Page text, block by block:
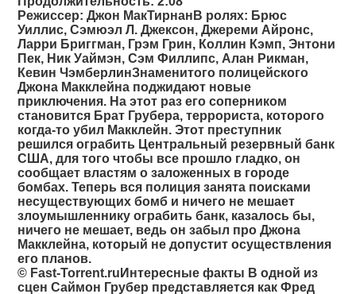
Режиссер: Джон МакТирнанВ ролях: Брюс
Уиллис, Сэмюэл Л. Джексон, Джереми Айронс,
Ларри Бриггман, Грэм Грин, Коллин Кэмп, Энтони
Пек, Ник Уаймэн, Сэм Филлипс, Алан Рикман,
Кевин ЧэмберлинЗнаменитого полицейского
Джона Макклейна поджидают новые
приключения. На этот раз его соперником
становится Брат Грубера, террориста, которого
когда-то убил Макклейн. Этот преступник
решился ограбить Центральный резервный банк
США, для того чтобы все прошло гладко, он
сообщает властям о заложенных в городе
бомбах. Теперь вся полиция занята поисками
несуществующих бомб и ничего не мешает
злоумышленнику ограбить банк, казалось бы,
ничего не мешает, ведь он забыл про Джона
Макклейна, который не допустит осуществления
его планов.
© Fast-Torrent.ruИнтересные факты В одной из
сцен Саймон Грубер представляется как Фред